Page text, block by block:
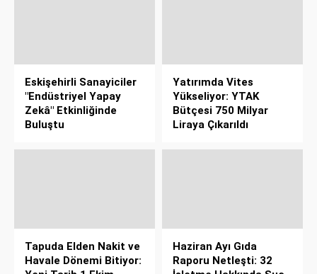
Eskişehirli Sanayiciler
"Endüstriyel Yapay
Zekâ" Etkinliğinde
Buluştu
Yatırımda Vites
Yükseliyor: YTAK
Bütçesi 750 Milyar
Liraya Çıkarıldı
Tapuda Elden Nakit ve
Havale Dönemi Bitiyor:
Haziran Ayı Gıda
Raporu Netleşti: 32